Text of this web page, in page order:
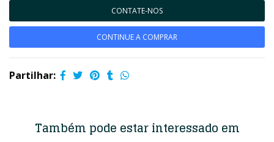
CONTATE-NOS
CONTINUE A COMPRAR
Partilhar:
Também pode estar interessado em